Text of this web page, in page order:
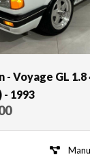
- Voyage GL 1.8
1993